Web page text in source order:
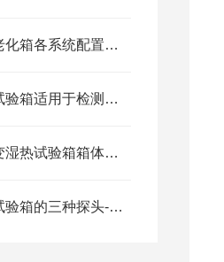
青浦臭氧老化箱各系统配置及技术说明
臭氧老化试验箱适用于检测哪些材料?
高低温交变湿热试验箱箱体材质
臭氧老化试验箱的三种探头-上海毅硕